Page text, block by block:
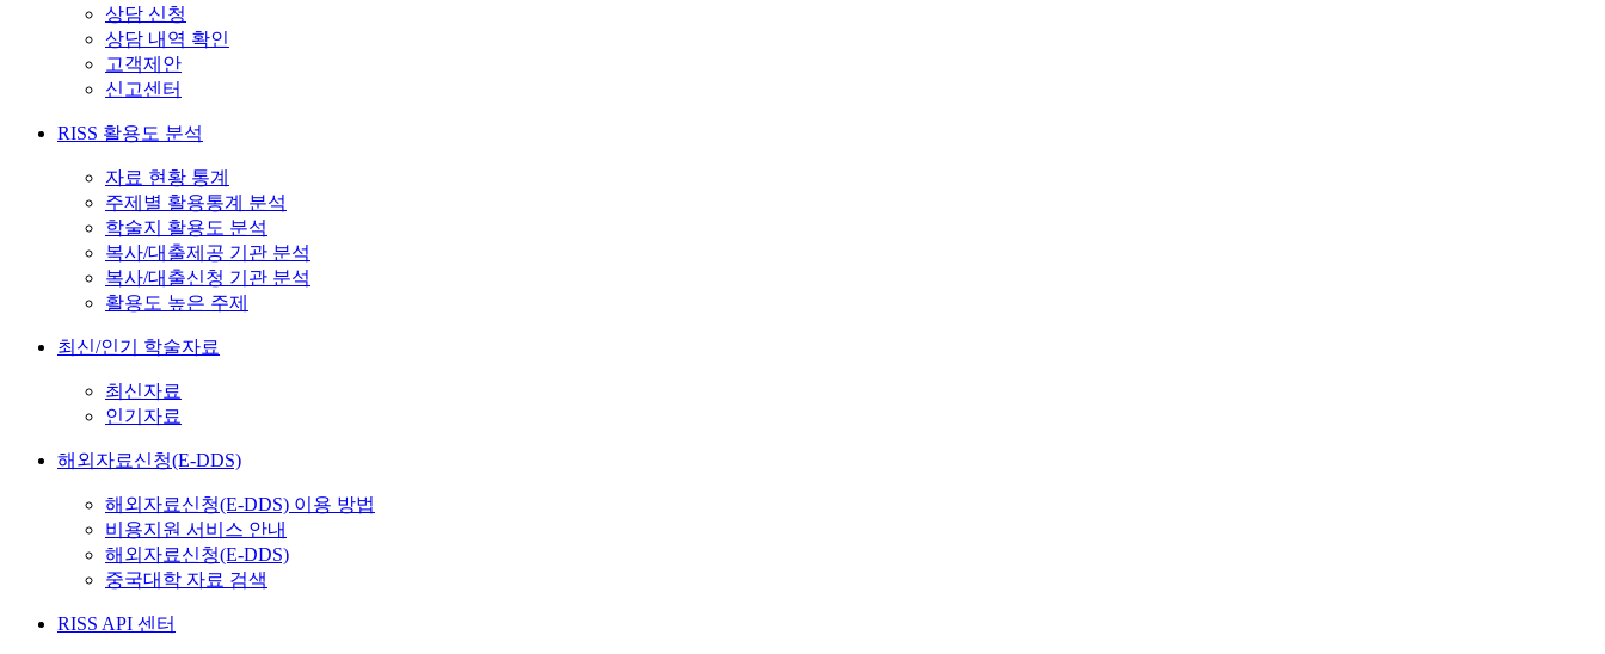
상담 신청
상담 내역 확인
고객제안
신고센터
RISS 활용도 분석
자료 현황 통계
주제별 활용통계 분석
학술지 활용도 분석
복사/대출제공 기관 분석
복사/대출신청 기관 분석
활용도 높은 주제
최신/인기 학술자료
최신자료
인기자료
해외자료신청(E-DDS)
해외자료신청(E-DDS) 이용 방법
비용지원 서비스 안내
해외자료신청(E-DDS)
중국대학 자료 검색
RISS API 센터